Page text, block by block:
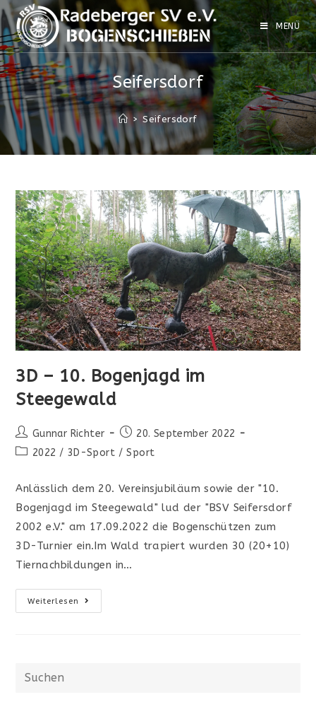
Zum
Inhalt
springen
MENÜ
Seifersdorf
> Seifersdorf
3D – 10. Bogenjagd im
Steegewald
Beitrags-
Autor:
Gunnar Richter
Beitrag
veröffentlicht:
20. September 2022
Beitrags-
2022 / 3D-Sport / Sport
Anlässlich dem 20. Vereinsjubiläum sowie der "10.
Bogenjagd im Steegewald" lud der "BSV Seifersdorf
2002 e.V." am 17.09.2022 die Bogenschützen zum
3D-Turnier ein.Im Wald trapiert wurden 30 (20+10)
Tiernachbildungen in…
Weiterlesen
3D
–
Diese